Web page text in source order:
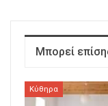
Μπορεί
Κύθηρα